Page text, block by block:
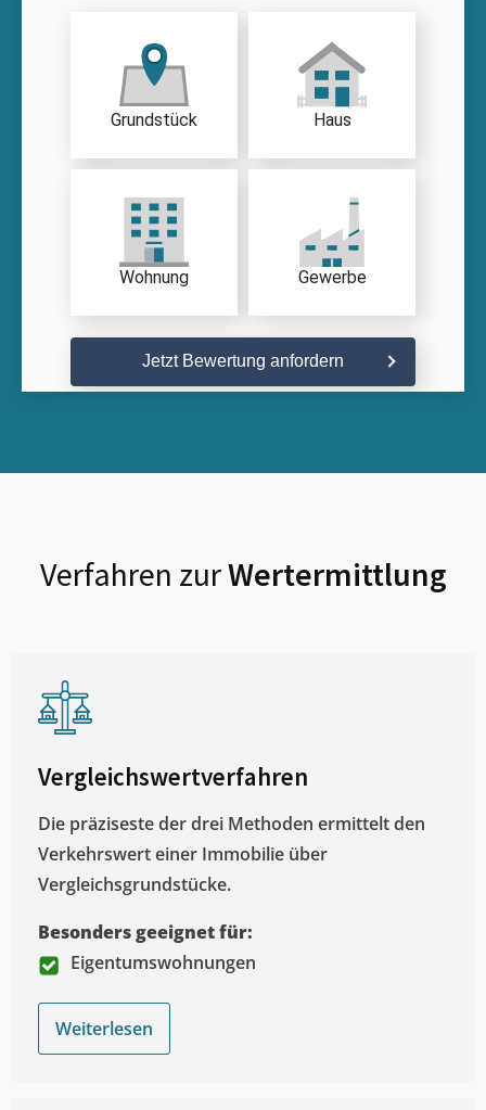
Grundstück Haus
Wohnung Gewerbe
Jetzt Bewertung anfordern
Verfahren zurWertermittlung
Vergleichswertverfahren
Die präziseste der drei Methoden ermittelt den
Verkehrswert einer Immobilie über
Vergleichsgrundstücke.
Besonders geeignet für:
Eigentumswohnungen
Weiterlesen